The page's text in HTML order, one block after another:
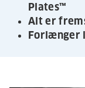
Plates™
Alt er
Forlænger